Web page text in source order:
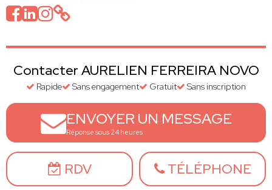
Contacter AURELIEN FERREIRA NOVO
Rapide Sans engagement Gratuit Sans inscription
ENVOYER UN MESSAGE
Réponse sous 24 heures
RDV TÉLÉPHONE